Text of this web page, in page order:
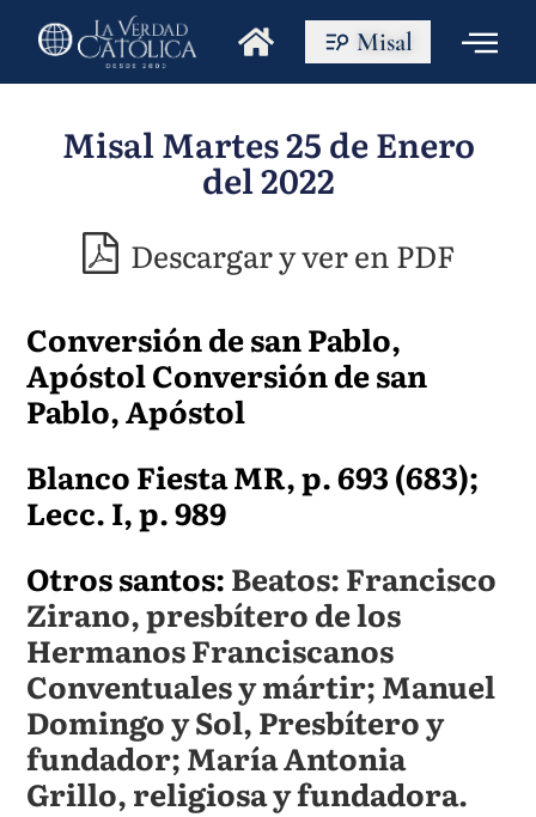
Misal
Misal Martes 25 de Enero
del 2022
Descargar y ver en PDF
Conversión de san Pablo,
Apóstol Conversión de san
Pablo, Apóstol
Blanco Fiesta MR, p. 693 (683);
Lecc. I, p. 989
Otros santos:Beatos: Francisco
Zirano, presbítero de los
Hermanos Franciscanos
Conventuales y mártir; Manuel
Domingo y Sol, Presbítero y
fundador; María Antonia
Grillo, religiosa y fundadora.